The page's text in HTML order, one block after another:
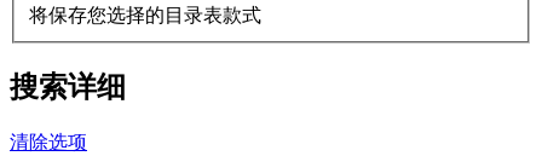
将保存您选择的目录表款式
搜索详细
清除选项